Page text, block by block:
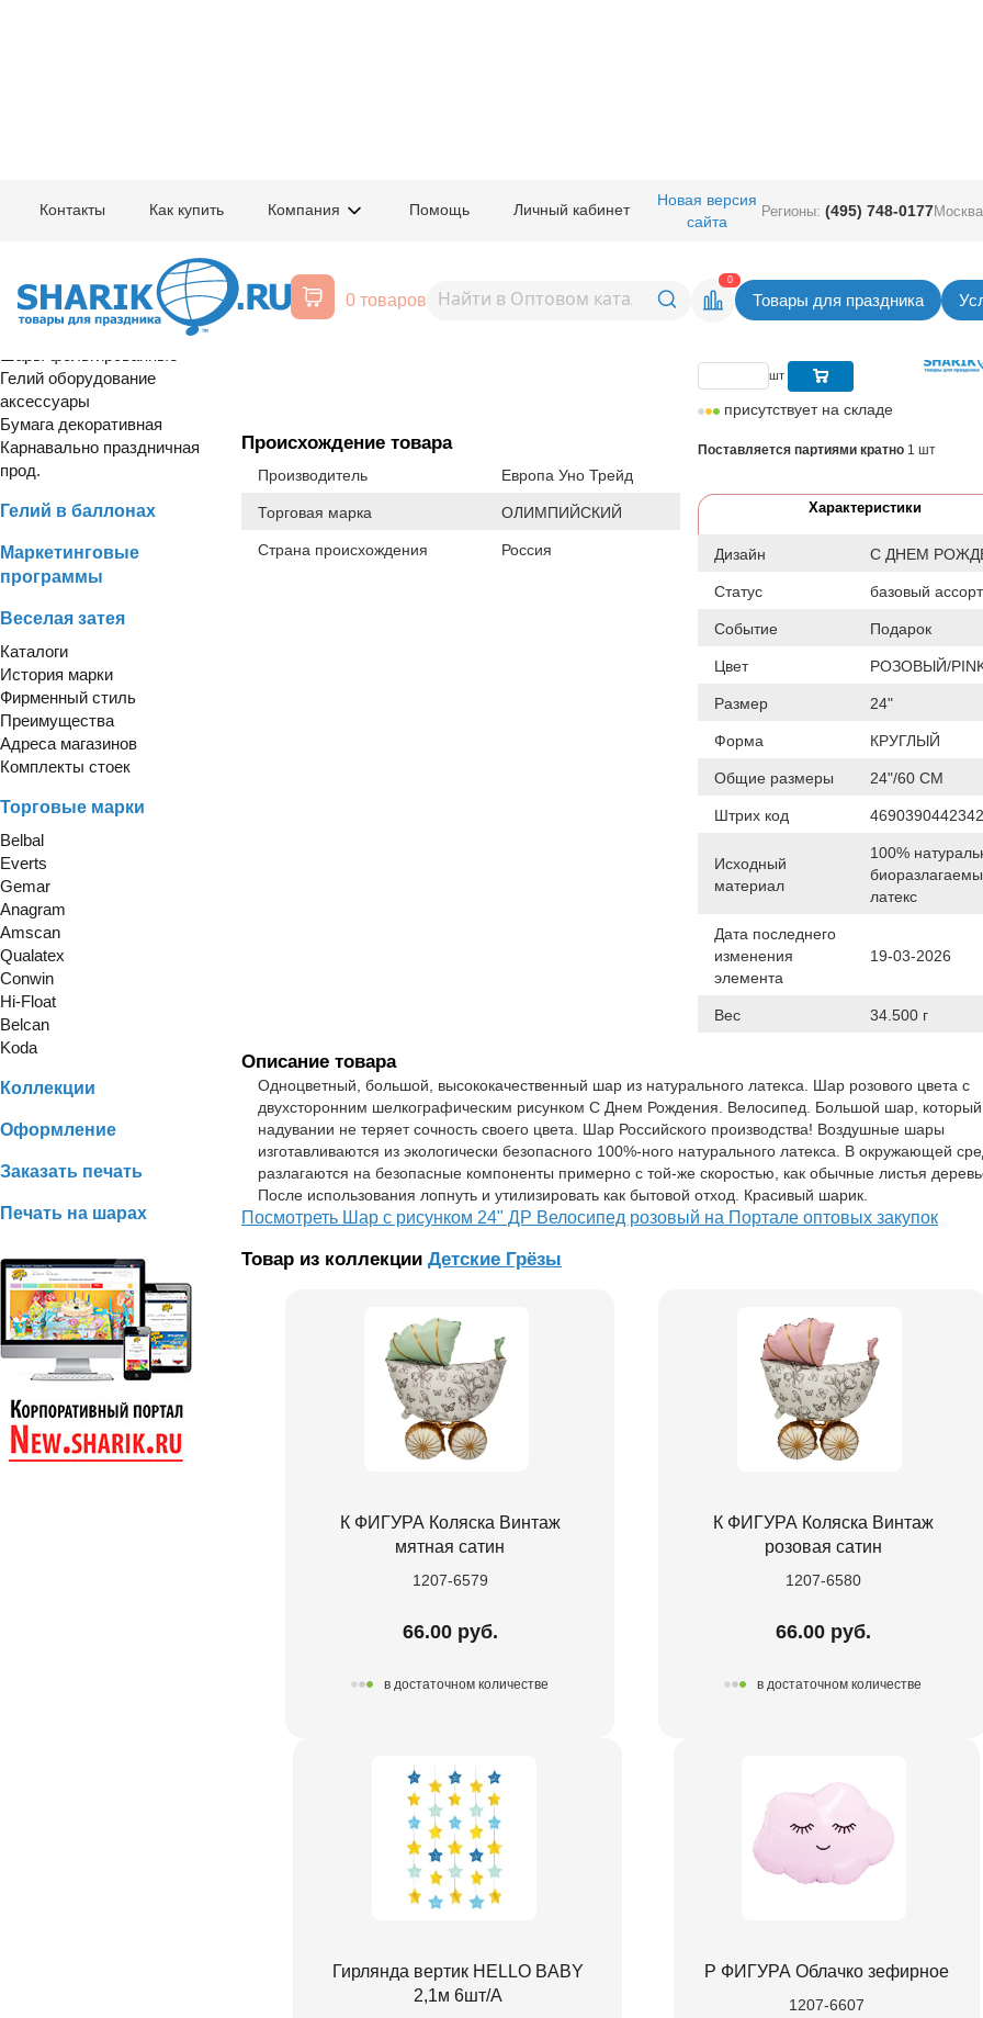
Контакты Как купить Компания Помощь Личный кабинет
Новая версия
сайта
Регионы: (495) 748-0177
0 товаров
0
Товары для праздника
Расширенный поиск
Шары латексные
Гелий оборудование
аксессуары
Бумага декоративная
Карнавально праздничная
прод.
Гелий в баллонах
Маркетинговые
программы
Веселая затея
Каталоги
История марки
Фирменный стиль
Преимущества
Адреса магазинов
Комплекты стоек
Торговые марки
Belbal
Everts
Gemar
Anagram
Amscan
Qualatex
Conwin
Hi-Float
Belcan
Koda
Коллекции
Оформление
Заказать печать
Печать на шарах
1103-2374
розовый
Вернуться в раздел Шар с
Происхождение товара
Производитель Европа Уно Трейд
Торговая марка ОЛИМПИЙСКИЙ
Страна происхождения Россия
шт
присутствует на складе
Поставляется партиями кратно 1 шт
Характеристики
Дизайн С ДНЕМ
Статус базовый
Событие Подарок
Цвет РОЗОВЫЙ/
Размер 24"
Форма КРУГЛЫЙ
Общие размеры 24"/60 СМ
Штрих код 4690390442342
Исходный
материал
100%
латекс
Дата последнего
изменения
элемента
19-03-2026
Вес 34.500 г
Описание товара
Одноцветный, большой, высококачественный шар из натурального латекса. Шар розового цвета с
двухсторонним шелкографическим рисунком С Днем Рождения. Велосипед. Большой шар,
надувании не теряет сочность своего цвета. Шар Российского производства! Воздушные шары
изготавливаются из экологически безопасного 100%-ного натурального латекса. В окружающей
разлагаются на безопасные компоненты примерно с той-же скоростью, как обычные листья
После использования лопнуть и утилизировать как бытовой отход. Красивый шарик.
Посмотреть Шар с рисунком 24" ДР Велосипед розовый на Портале оптовых закупок
Товар из коллекции Детские Грёзы
К ФИГУРА Коляска Винтаж
мятная сатин
1207-6579
66.00 руб.
в достаточном количестве
К ФИГУРА Коляска Винтаж
розовая сатин
1207-6580
66.00 руб.
в достаточном количестве
Гирлянда вертик HELLO BABY
2,1м 6шт/A
Р ФИГУРА Облачко зефирное
1207-6607